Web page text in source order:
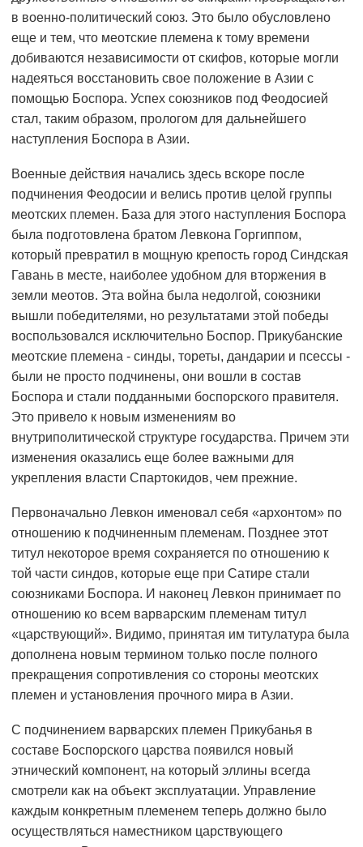
в военно-политический союз. Это было обусловлено
еще и тем, что меотские племена к тому времени
добиваются независимости от скифов, которые могли
надеяться восстановить свое положение в Азии с
помощью Боспора. Успех союзников под Феодосией
стал, таким образом, прологом для дальнейшего
наступления Боспора в Азии.
Военные действия начались здесь вскоре после
подчинения Феодосии и велись против целой группы
меотских племен. База для этого наступления Боспора
была подготовлена братом Левкона Горгиппом,
который превратил в мощную крепость город Синдская
Гавань в месте, наиболее удобном для вторжения в
земли меотов. Эта война была недолгой, союзники
вышли победителями, но результатами этой победы
воспользовался исключительно Боспор. Прикубанские
меотские племена - синды, тореты, дандарии и псессы -
были не просто подчинены, они вошли в состав
Боспора и стали подданными боспорского правителя.
Это привело к новым изменениям во
внутриполитической структуре государства. Причем эти
изменения оказались еще более важными для
укрепления власти Спартокидов, чем прежние.
Первоначально Левкон именовал себя «архонтом» по
отношению к подчиненным племенам. Позднее этот
титул некоторое время сохраняется по отношению к
той части синдов, которые еще при Сатире стали
союзниками Боспора. И наконец Левкон принимает по
отношению ко всем варварским племенам титул
«царствующий». Видимо, принятая им титулатура была
дополнена новым термином только после полного
прекращения сопротивления со стороны меотских
племен и установления прочного мира в Азии.
С подчинением варварских племен Прикубанья в
составе Боспорского царства появился новый
этнический компонент, на который эллины всегда
смотрели как на объект эксплуатации. Управление
каждым конкретным племенем теперь должно было
осуществляться наместником царствующего